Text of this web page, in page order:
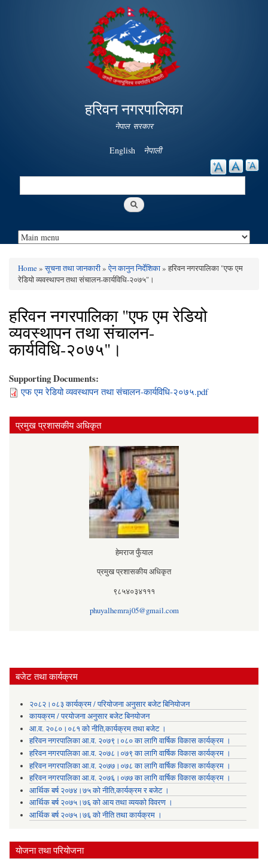
Skip to
main
content
हरिवन नगरपालिका
नेपाल सरकार
English नेपाली
Search
You are here
Home»सूचना तथा जानकारी»ऐन कानुन निर्देशिका» हरिवन नगरपालिका "एफ एम
रेडियो व्यवस्थापन तथा संचालन-कार्यविधि-२०७५"।
हरिवन नगरपालिका "एफ एम रेडियो
व्यवस्थापन तथा संचालन-
कार्यविधि-२०७५"।
Supporting Documents:
एफ एम रेडियो व्यवस्थापन तथा संचालन-कार्यविधि-२०७५.pdf
प्रमुख प्रशासकीय अधिकृत
हेमराज फुँयाल
प्रमुख प्रशासकीय अधिकृत
९८५४०३४१११
phuyalhemraj05@gmail.com
बजेट तथा कार्यक्रम
२०८२।०८३ कार्यक्रम / परियोजना अनुसार बजेट बिनियोजन
कायक्रम / परयोजना अनुसार बजेट बिनयोजन
आ.व. २०८०।०८१ को नीति,कार्यक्रम तथा बजेट ।
हरिवन नगरपालिका आ‍.व. २०७९।०८० का लागि वार्षिक विकास कार्यक्रम ।
हरिवन नगरपालिका आ‍.व. २०७८।०७९ का लागि वार्षिक विकास कार्यक्रम ।
हरिवन नगरपालिका आ‍.व. २०७७।०७८ का लागि वार्षिक विकास कार्यक्रम ।
हरिवन नगरपालिका आ‍.व. २०७६।०७७ का लागि वार्षिक विकास कार्यक्रम ।
आर्थिक बर्ष २०७४।७५ को नीति,कार्यक्रम र बजेट ।
आर्थिक बर्ष २०७५।७६ को आय तथा व्ययकाे विवरण ।
आर्थिक बर्ष २०७५।७६ को नीति तथा कार्यक्रम ।
योजना तथा परियोजना